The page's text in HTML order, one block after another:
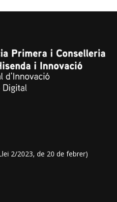
2/2023, de 20 de febrer)